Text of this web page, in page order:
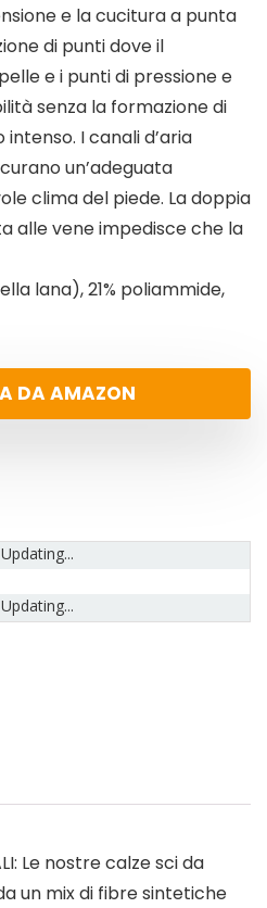
e la cucitura a punta
di punti dove il
e i punti di pressione e
senza la formazione di
I canali d’aria
un’adeguata
clima del piede. La doppia
alle vene impedisce che la
lana), 21% poliammide,
DA AMAZON
Updating...
Updating...
Le nostre calze sci da
un mix di fibre sintetiche